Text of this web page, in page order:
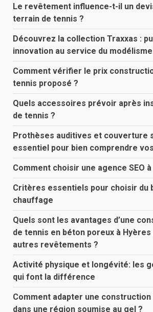
Le revêtement influence-t-il un
terrain de tennis ?
Découvrez la collection Traxxas :
innovation au service du modélisme
Comment vérifier le prix
tennis proposé ?
Quels accessoires prévoir après
de tennis ?
Prothèses auditives et couverture
essentiel pour bien comprendre
Comment choisir une agence SEO
Critères essentiels pour choisir du
chauffage
Quels sont les avantages d’une
de tennis en béton poreux à
autres revêtements ?
Activité physique et longévité: les
qui font la différence
Comment adapter une
dans une région soumise au gel ?